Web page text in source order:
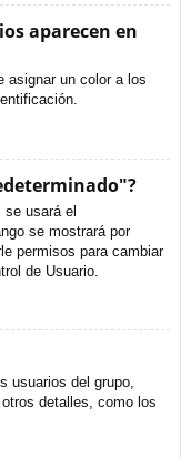
aparecen en
asignar un color a los
usará el
se mostrará por
permisos para cambiar
de Usuario.
usuarios del grupo,
detalles, como los